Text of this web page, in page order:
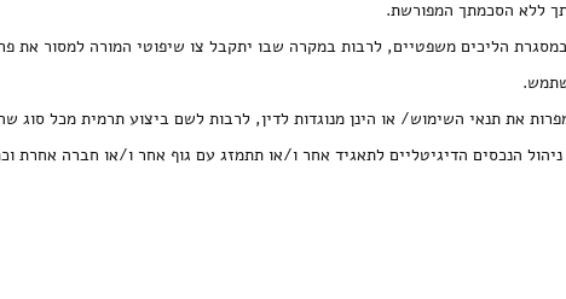
ללא הסכמתך המפורשת.
ניהול הנכסים הדיגיטליים לתאגיד אחר ו/או תתמזג עם גוף אחר ו/או חברה